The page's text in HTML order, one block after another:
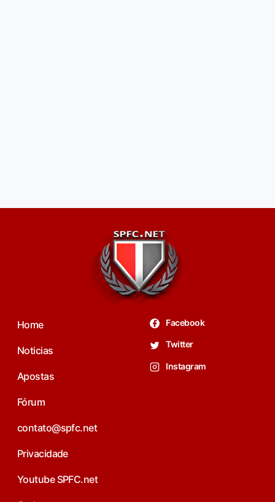
Home
Noticias
Apostas
Fórum
contato@spfc.net
Privacidade
Youtube SPFC.net
Facebook
Twitter
Instagram